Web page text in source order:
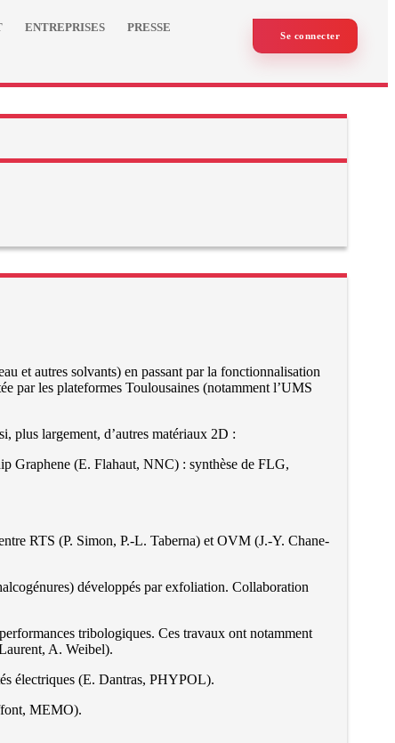
ENTREPRISES
PRESSE
Se connecter
et autres solvants) en passant par la fonctionnalisation
par les plateformes Toulousaines (notamment l’UMS
plus largement, d’autres matériaux 2D :
Graphene (E. Flahaut, NNC) : synthèse de FLG,
RTS (P. Simon, P.-L. Taberna) et OVM (J.-Y. Chane-
développés par exfoliation. Collaboration
tribologiques. Ces travaux ont notamment
A. Weibel).
électriques (E. Dantras, PHYPOL).
MEMO).